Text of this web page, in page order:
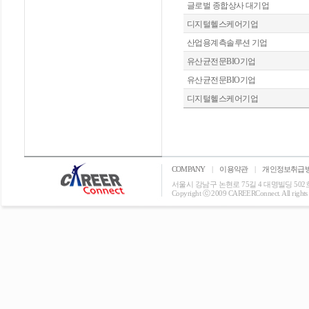
글로벌 종합상사 대기업
디지털헬스케어기업
산업용계측솔루션 기업
유산균전문BIO기업
유산균전문BIO기업
디지털헬스케어기업
COMPANY | 이용약관 |
개인정보취급
서울시 강남구 논현로 75길 4 대명빌딩 502
Copyright ⓒ 2009 CAREERConnect. All rights